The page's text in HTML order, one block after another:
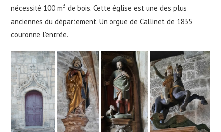
nécessité 100 m3 de bois. Cette église est une des plus
anciennes du département. Un orgue de Callinet de 1835
couronne l’entrée.